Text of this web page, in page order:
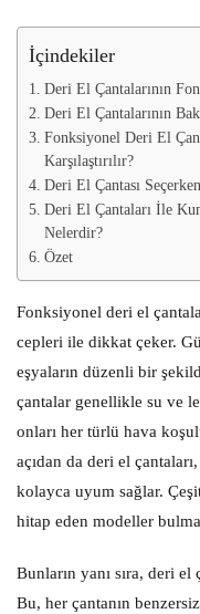
İçindekiler
Deri El Çantalarının
Deri El Çantalarının
Fonksiyonel Deri El
Karşılaştırılır?
Deri El Çantası
Deri El Çantaları İle
Nelerdir?
Özet
Fonksiyonel deri el
cepleri ile dikkat çeker.
eşyaların düzenli bir
çantalar genellikle su ve
onları her türlü hava
açıdan da deri el
kolayca uyum sağlar.
hitap eden modeller
Bunların yanı sıra, deri
Bu, her çantanın